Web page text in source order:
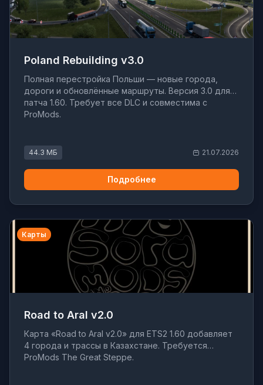
Poland Rebuilding v3.0
Полная перестройка Польши — новые города,
дороги и обновлённые маршруты. Версия 3.0 для
патча 1.60. Требует все DLC и совместима с
ProMods.
44.3 МБ 21.07.2026
Подробнее
Карты
Road to Aral v2.0
Карта «Road to Aral v2.0» для ETS2 1.60 добавляет
4 города и трассы в Казахстане. Требуется
ProMods The Great Steppe.